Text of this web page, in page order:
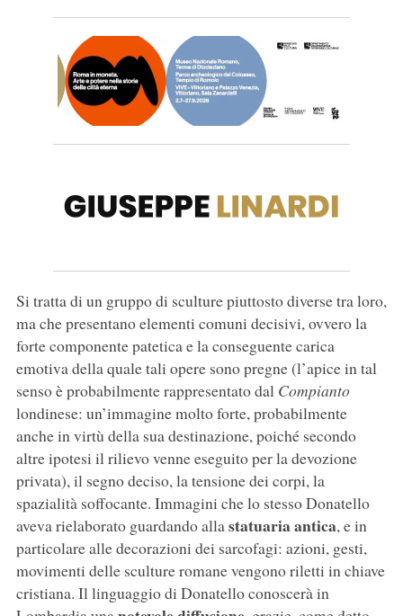
Si tratta di un gruppo di sculture piuttosto diverse tra loro,
ma che presentano elementi comuni decisivi, ovvero la
forte componente patetica e la conseguente carica
emotiva della quale tali opere sono pregne (l’apice in tal
senso è probabilmente rappresentato dal Compianto
londinese: un’immagine molto forte, probabilmente
anche in virtù della sua destinazione, poiché secondo
altre ipotesi il rilievo venne eseguito per la devozione
privata), il segno deciso, la tensione dei corpi, la
spazialità soffocante. Immagini che lo stesso Donatello
aveva rielaborato guardando allastatuaria antica, e in
particolare alle decorazioni dei sarcofagi: azioni, gesti,
movimenti delle sculture romane vengono riletti in chiave
cristiana. Il linguaggio di Donatello conoscerà in